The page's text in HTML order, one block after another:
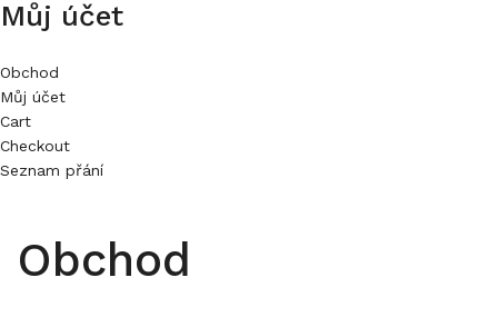
Můj účet
Obchod
Můj účet
Cart
Checkout
Seznam přání
Obchod